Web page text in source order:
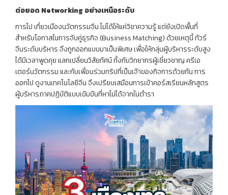
ต่อยอด Networking อย่างเหนือระดับ
การไป เที่ยวเมืองนวัตกรรมจีน ไม่ได้ให้แค่วิชาความรู้ แต่ยังเปิดพื้นที่
สำหรับโอกาสในการจับคู่ธุรกิจ (Business Matching) ด้วยเหตุนี้ ทัวร์
จีนระดับบริหาร จึงถูกออกแบบมาเป็นพิเศษ เพื่อให้กลุ่มผู้บริหารระดับสูง
ได้มีเวลาพูดคุย แลกเปลี่ยนวิสัยทัศน์ ทั้งกับวิทยากรผู้เชี่ยวชาญ ครีเอ
เตอร์นวัตกรรม และกับเพื่อนร่วมทริปที่เป็นเจ้าของกิจการด้วยกัน การ
ออกไป ดูงานเทคโนโลยีจีน จึงเปรียบเสมือนการเข้าคอร์สเรียนหลักสูตร
ผู้บริหารภาคปฏิบัติแบบเข้มข้นที่หาไม่ได้จากในตำรา